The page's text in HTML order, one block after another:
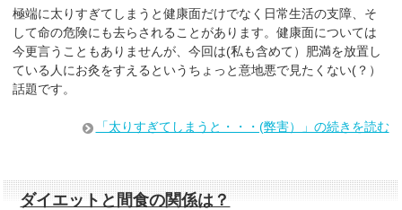
極端に太りすぎてしまうと健康面だけでなく日常生活の支障、そ
して命の危険にも去らされることがあります。健康面については
今更言うこともありませんが、今回は(私も含めて）肥満を放置し
ている人にお灸をすえるというちょっと意地悪で見たくない(？）
話題です。
「太りすぎてしまうと・・・(弊害）」の続きを読む
ダイエットと間食の関係は？